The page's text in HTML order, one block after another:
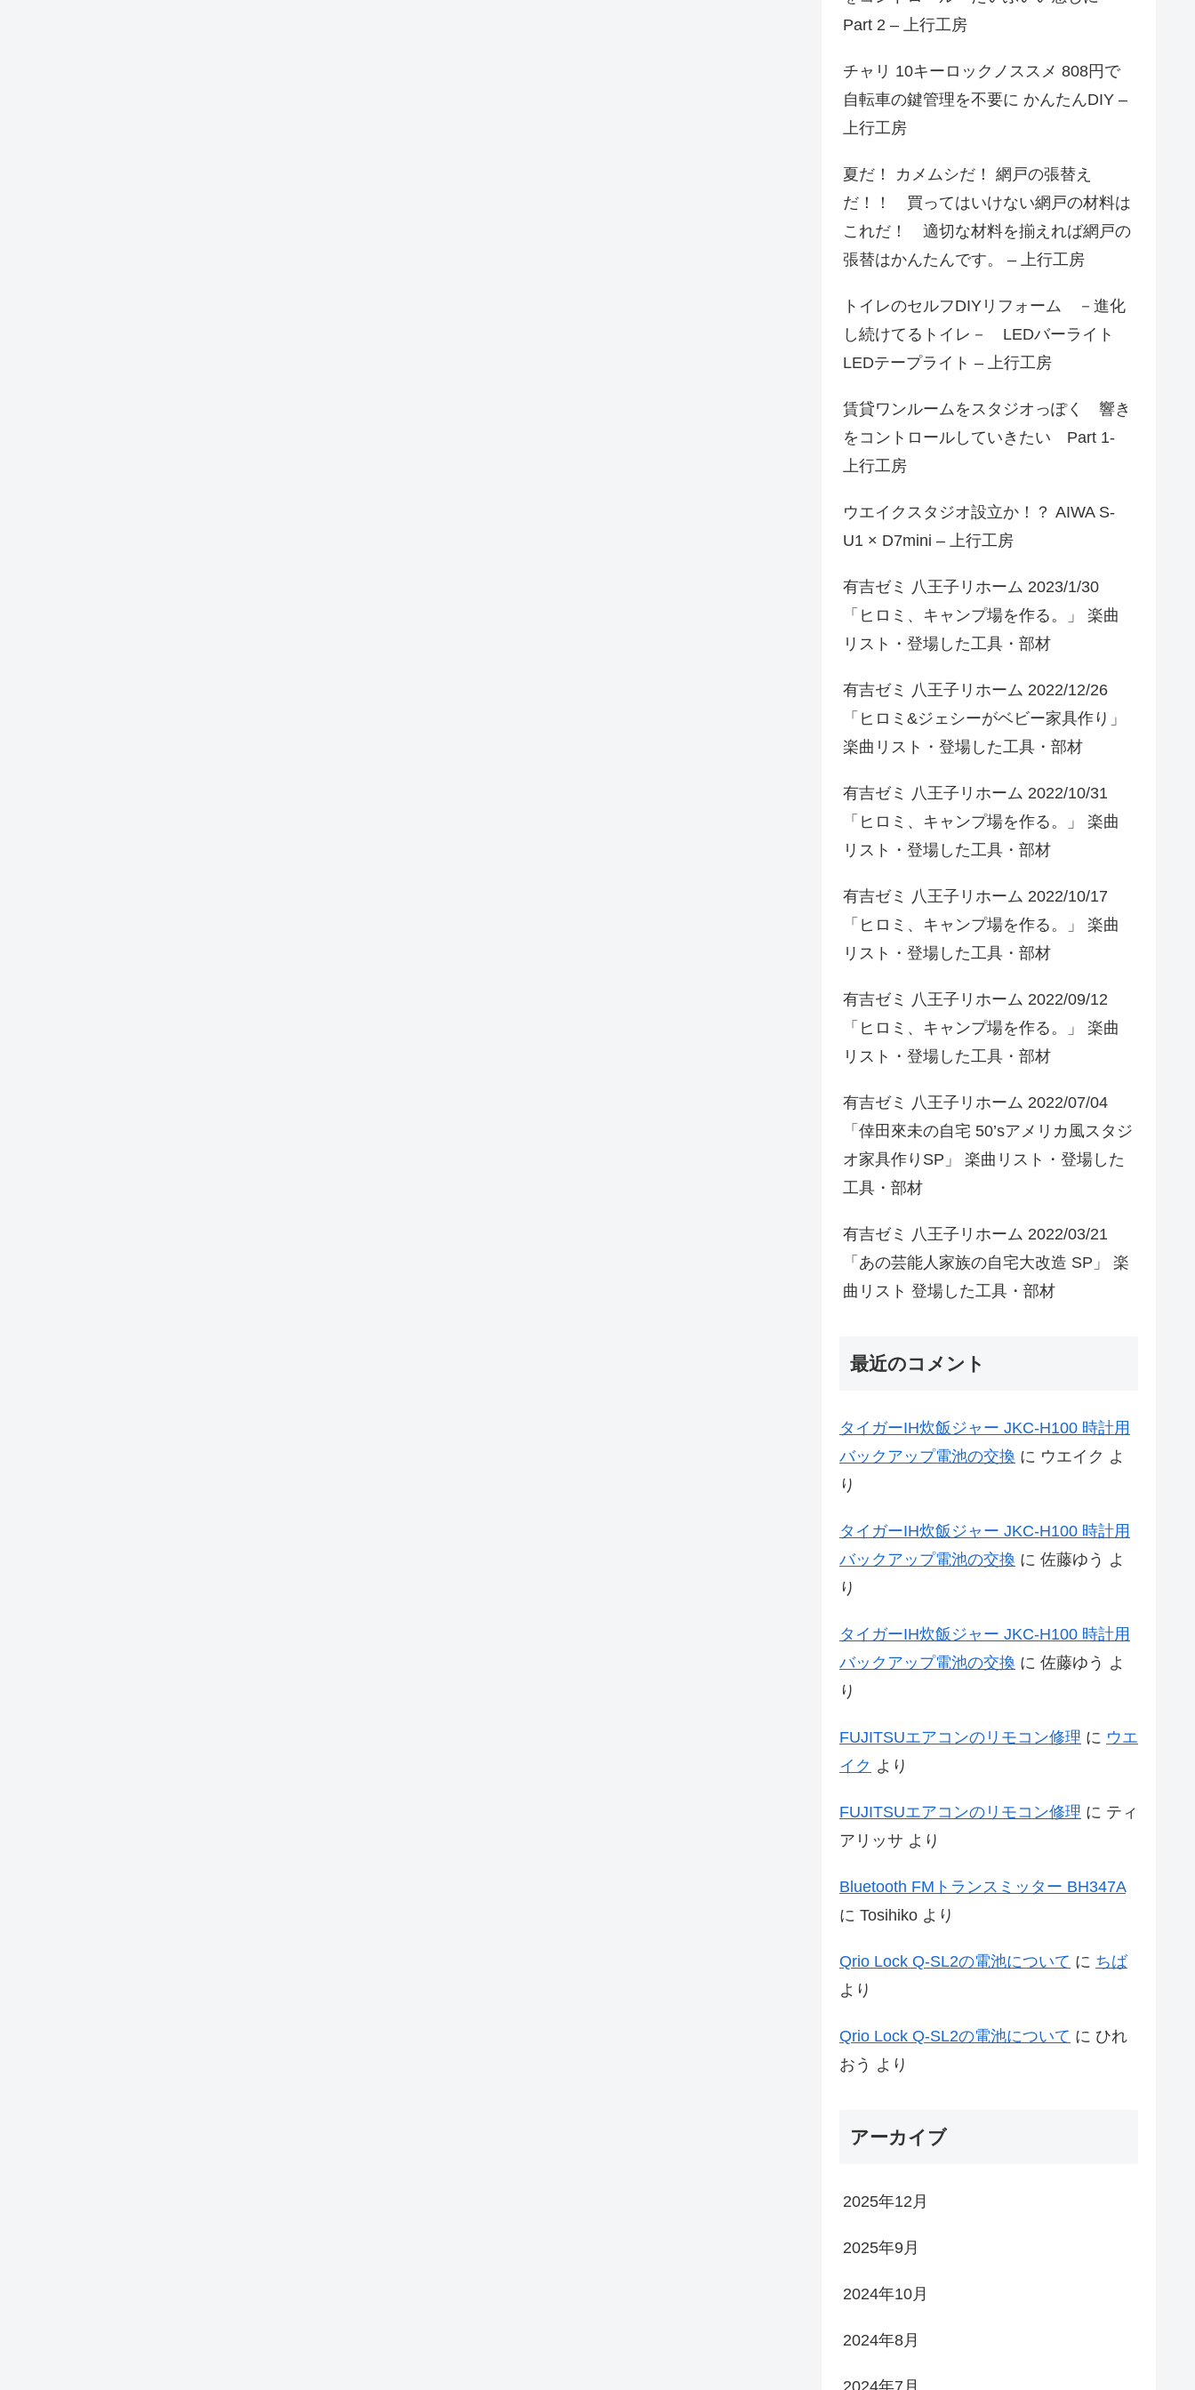
Part 2 – 上行工房
チャリ 10キーロックノススメ 808円で
自転車の鍵管理を不要に かんたんDIY –
上行工房
夏だ！ カメムシだ！ 網戸の張替え
だ！！ 買ってはいけない網戸の材料は
これだ！ 適切な材料を揃えれば網戸の
張替はかんたんです。 – 上行工房
トイレのセルフDIYリフォーム －進化
し続けてるトイレ－ LEDバーライト
LEDテープライト – 上行工房
賃貸ワンルームをスタジオっぽく 響き
をコントロールしていきたい Part 1-
上行工房
ウエイクスタジオ設立か！？ AIWA S-
U1 × D7mini – 上行工房
有吉ゼミ 八王子リホーム 2023/1/30
「ヒロミ、キャンプ場を作る。」 楽曲
リスト・登場した工具・部材
有吉ゼミ 八王子リホーム 2022/12/26
「ヒロミ&ジェシーがベビー家具作り」
楽曲リスト・登場した工具・部材
有吉ゼミ 八王子リホーム 2022/10/31
「ヒロミ、キャンプ場を作る。」 楽曲
リスト・登場した工具・部材
有吉ゼミ 八王子リホーム 2022/10/17
「ヒロミ、キャンプ場を作る。」 楽曲
リスト・登場した工具・部材
有吉ゼミ 八王子リホーム 2022/09/12
「ヒロミ、キャンプ場を作る。」 楽曲
リスト・登場した工具・部材
有吉ゼミ 八王子リホーム 2022/07/04
「倖田來未の自宅 50’sアメリカ風スタジ
オ家具作りSP」 楽曲リスト・登場した
工具・部材
有吉ゼミ 八王子リホーム 2022/03/21
「あの芸能人家族の自宅大改造 SP」 楽
曲リスト 登場した工具・部材
最近のコメント
タイガーIH炊飯ジャー JKC-H100 時計用
バックアップ電池の交換 に ウエイク よ
り
タイガーIH炊飯ジャー JKC-H100 時計用
バックアップ電池の交換 に 佐藤ゆう よ
り
タイガーIH炊飯ジャー JKC-H100 時計用
バックアップ電池の交換 に 佐藤ゆう よ
り
FUJITSUエアコンのリモコン修理 に ウエ
イク より
FUJITSUエアコンのリモコン修理 に ティ
アリッサ より
Bluetooth FMトランスミッター BH347A
に Tosihiko より
Qrio Lock Q-SL2の電池について に ちば
より
Qrio Lock Q-SL2の電池について に ひれ
おう より
アーカイブ
2025年12月
2025年9月
2024年10月
2024年8月